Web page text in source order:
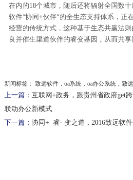
在内的18个城市，随后还将辐射全国数
软件“协同+伙伴“的全生态支持体系，正
经营的传统方式，这种基于生态共赢法
良并催生渠道伙伴的睿变基因，从而共享
新闻标签： 致远软件，oa系统，oa办公系统，致
上一篇： 互联网+政务，跟贵州省政府get
联动办公新模式
下一篇： 协同+ 睿· 变之道，2016致远软